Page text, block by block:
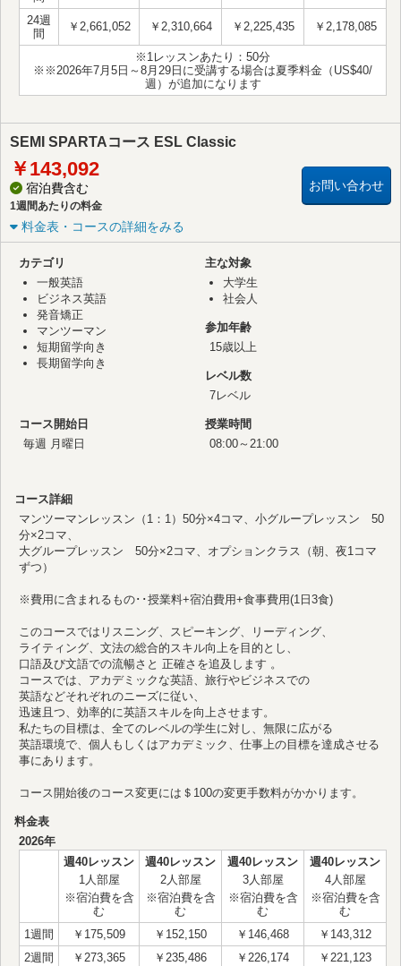
24週
間
￥2,661,052 ￥2,310,664 ￥2,225,435 ￥2,178,085
※1レッスンあたり：50分
※※2026年7月5日～8月29日に受講する場合は夏季料金（US$40/
週）が追加になります
SEMI SPARTAコース ESL Classic
￥143,092
宿泊費含む
1週間あたりの料金
お問い合わせ
料金表・コースの詳細をみる
カテゴリ
一般英語
ビジネス英語
発音矯正
マンツーマン
短期留学向き
長期留学向き
主な対象
大学生
社会人
参加年齢
15歳以上
レベル数
7レベル
コース開始日
毎週 月曜日
授業時間
08:00～21:00
コース詳細
マンツーマンレッスン（1：1）50分×4コマ、小グループレッスン 50
分×2コマ、
大グループレッスン 50分×2コマ、オプションクラス（朝、夜1コマ
ずつ）
※費用に含まれるもの･･授業料+宿泊費用+食事費用(1日3食)
このコースではリスニング、スピーキング、リーディング、
ライティング、文法の総合的スキル向上を目的とし、
口語及び文語での流暢さと 正確さを追及します 。
コースでは、アカデミックな英語、旅行やビジネスでの
英語などそれぞれのニーズに従い、
迅速且つ、効率的に英語スキルを向上させます。
私たちの目標は、全てのレベルの学生に対し、無限に広がる
英語環境で、個人もしくはアカデミック、仕事上の目標を達成させる
事にあります。
コース開始後のコース変更には＄100の変更手数料がかかります。
料金表
2026年
週40レッスン
1人部屋
※宿泊費を含
む
週40レッスン
2人部屋
※宿泊費を含
む
週40レッスン
3人部屋
※宿泊費を含
む
週40レッスン
4人部屋
※宿泊費を含
む
1週間
￥175,509 ￥152,150 ￥146,468
￥143,312
2週間
￥273,365 ￥235,486 ￥226,174
￥221,123